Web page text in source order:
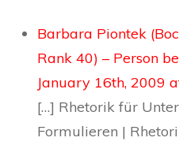
Barbara Piontek
Rank 40) – Person
January 16th, 2009
[…] Rhetorik für
Formulieren |